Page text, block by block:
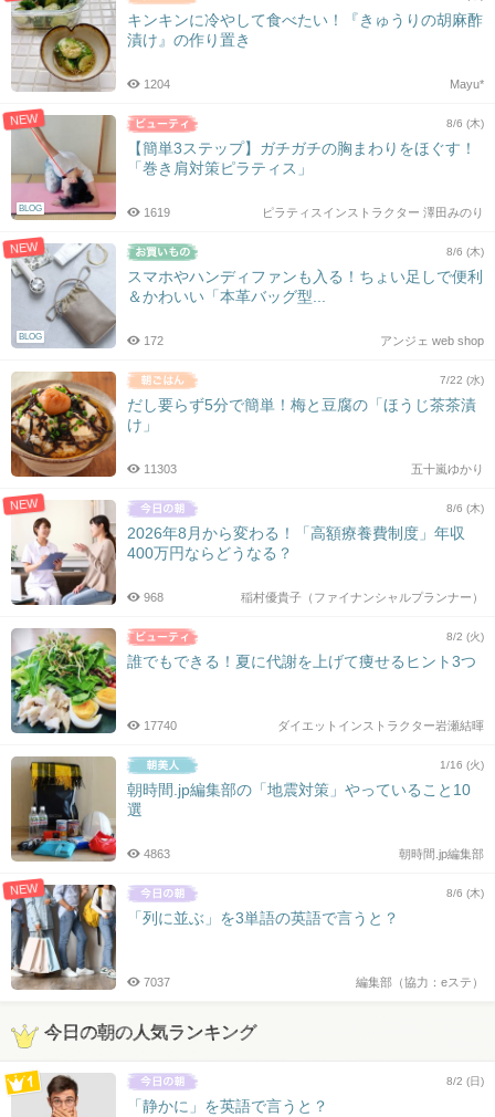
キンキンに冷やして食べたい！『きゅうりの胡麻酢
漬け』の作り置き
Mayu*
1204
NEW
BLOG
8/6 (木)
【簡単3ステップ】ガチガチの胸まわりをほぐす！
「巻き肩対策ピラティス」
ピラティスインストラクター 澤田みのり
1619
NEW
BLOG
8/6 (木)
スマホやハンディファンも入る！ちょい足しで便利
＆かわいい「本革バッグ型...
アンジェ web shop
172
7/22 (水)
だし要らず5分で簡単！梅と豆腐の「ほうじ茶茶漬
け」
五十嵐ゆかり
11303
NEW 8/6 (木)
2026年8月から変わる！「高額療養費制度」年収
400万円ならどうなる？
稲村優貴子（ファイナンシャルプランナー）
968
8/2 (火)
誰でもできる！夏に代謝を上げて痩せるヒント3つ
ダイエットインストラクター岩瀬結暉
17740
1/16 (火)
朝時間.jp編集部の「地震対策」やっていること10
選
朝時間.jp編集部
4863
NEW 8/6 (木)
「列に並ぶ」を3単語の英語で言うと？
編集部（協力：eステ）
7037
今日の朝の人気ランキング
8/2 (日)
「静かに」を英語で言うと？